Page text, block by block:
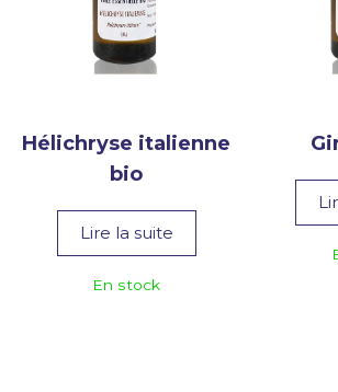
Hélichryse italienne
bio
Lire la suite
En stock